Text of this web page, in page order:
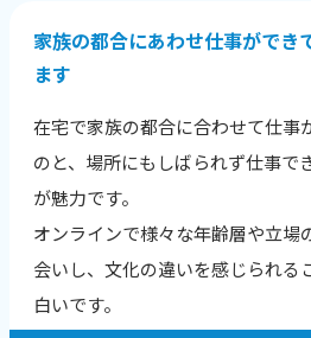
「発音が上達し英
と、他の英会話
た！」
「長文読解の秘伝
「全く文章の組み
が、自分でもちゃ
家族の都合にあわせ仕事ができ
ます
在宅で家族の都合に合わせて仕事
のと、場所にもしばられず仕事で
が魅力です。
オンラインで様々な年齢層や立場
会いし、文化の違いを感じられる
白いです。